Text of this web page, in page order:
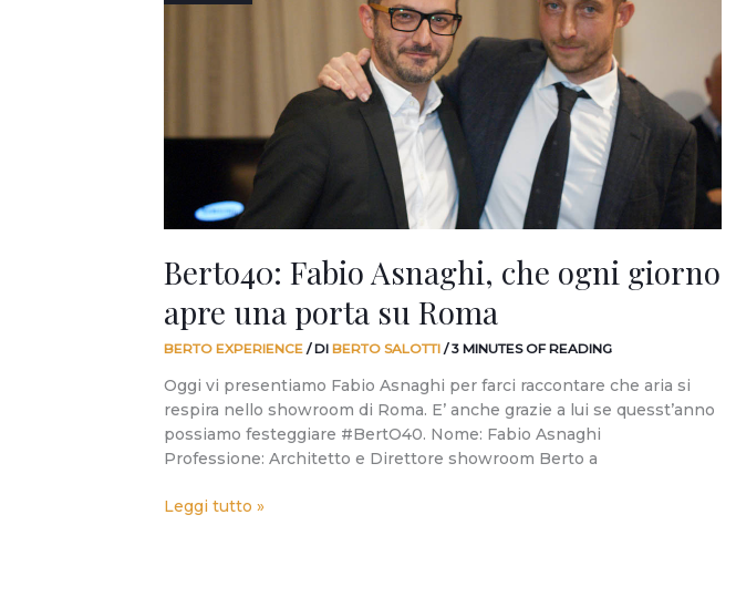
Berto40: Fabio Asnaghi, che ogni giorno
apre una porta su Roma
BERTO EXPERIENCE / DI BERTO SALOTTI /3 MINUTES OF READING
Oggi vi presentiamo Fabio Asnaghi per farci raccontare che aria si
respira nello showroom di Roma. E’ anche grazie a lui se quesst’anno
possiamo festeggiare #BertO40. Nome: Fabio Asnaghi
Professione: Architetto e Direttore showroom Berto a
su
Leggi tutto »